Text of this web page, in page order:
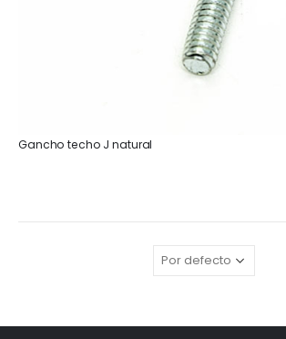
Gancho techo J natural